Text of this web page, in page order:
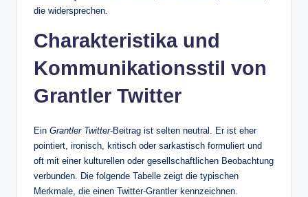
die widersprechen.
Charakteristika und
Kommunikationsstil von
Grantler Twitter
Ein Grantler Twitter‑Beitrag ist selten neutral. Er ist eher
pointiert, ironisch, kritisch oder sarkastisch formuliert und
oft mit einer kulturellen oder gesellschaftlichen Beobachtung
verbunden. Die folgende Tabelle zeigt die typischen
Merkmale, die einen Twitter‑Grantler kennzeichnen.